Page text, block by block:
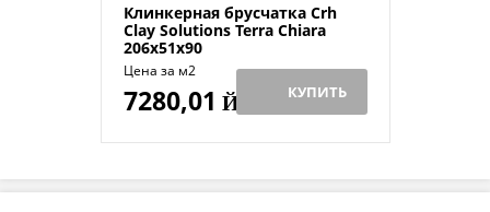
Клинкерная брусчатка Crh
Clay Solutions Terra Chiara
206х51х90
Цена за м2
7280,01 Й КУПИТЬ